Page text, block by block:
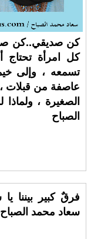
كن صديقي..كن
كل امرأة
تسمعه ، وإلى
عاصفة من قبلات
الصغيرة ،
الصباح
فرقٌ كبير بيننا
سعاد محمد الصباح